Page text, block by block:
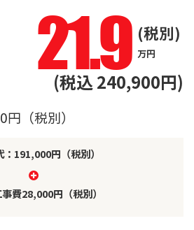
21.9 (税別)
万円
(税込 240,900円)
（税別）
：191,000円（税別）
費28,000円（税別）